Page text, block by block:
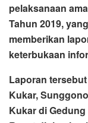
pelaksanaan
Tahun 2019,
memberikan
keterbukaan
Laporan
Kukar,
Kukar di Gedung